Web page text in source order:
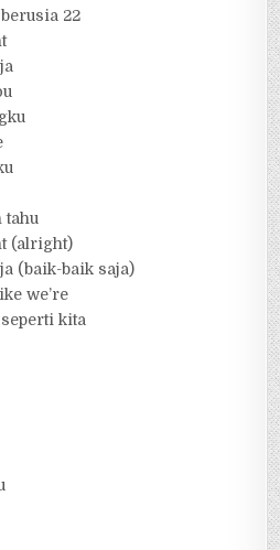
22
tahu
(alright)
(baik-baik saja)
we’re
kita